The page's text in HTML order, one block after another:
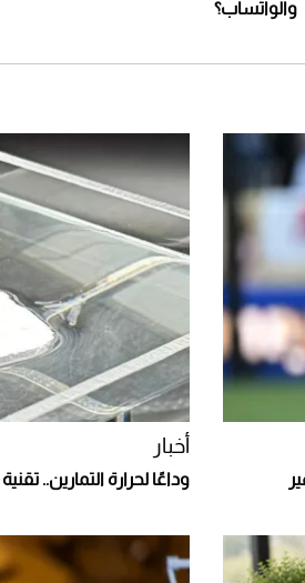
والواتساب؟
أخبار
وداعًا لحرارة التمارين..